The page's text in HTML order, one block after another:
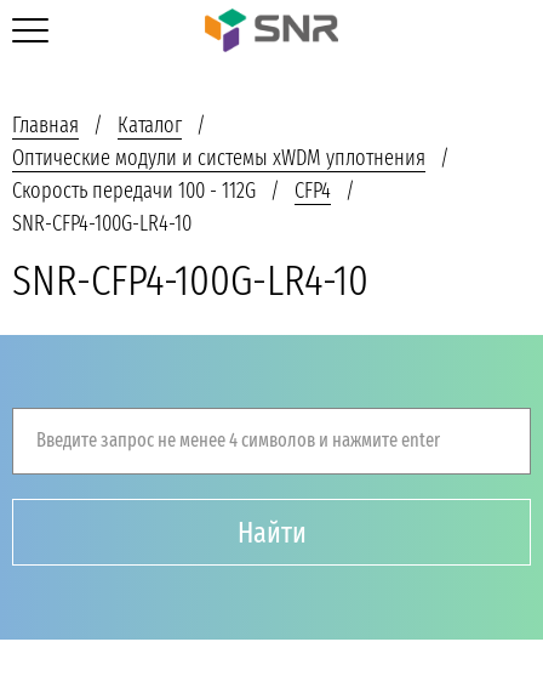
Главная
Каталог
Оптические модули и системы xWDM уплотнения
Скорость передачи 100 - 112G
CFP4
SNR-CFP4-100G-LR4-10
SNR-CFP4-100G-LR4-10
Введите запрос не менее 4 символов и нажмите enter
Найти